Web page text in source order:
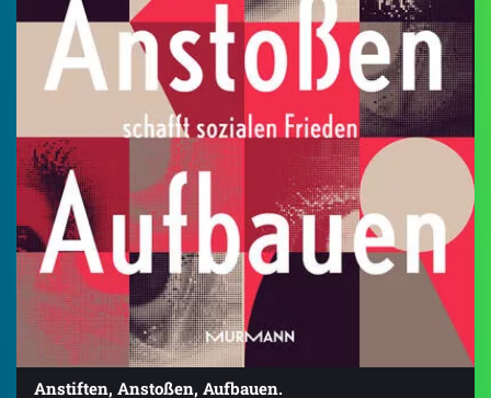
Anstiften, Anstoßen, Aufbauen.